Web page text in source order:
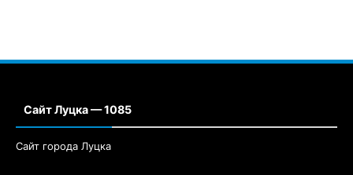
Сайт Луцка — 1085
Сайт города Луцка